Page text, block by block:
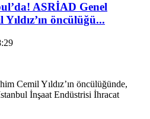
ASRİAD Genel
öncülüğü...
Cemil Yıldız’ın öncülüğünde,
İnşaat Endüstrisi İhracat